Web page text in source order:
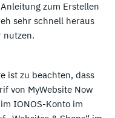
zum Erstellen
sehr schnell heraus
nutzen.
ist zu beachten, dass
von MyWebsite Now
IONOS-Konto im